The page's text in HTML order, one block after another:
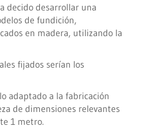
decido desarrollar una
de fundición,
en madera, utilizando la
fijados serían los
adaptado a la fabricación
de dimensiones relevantes
1 metro.